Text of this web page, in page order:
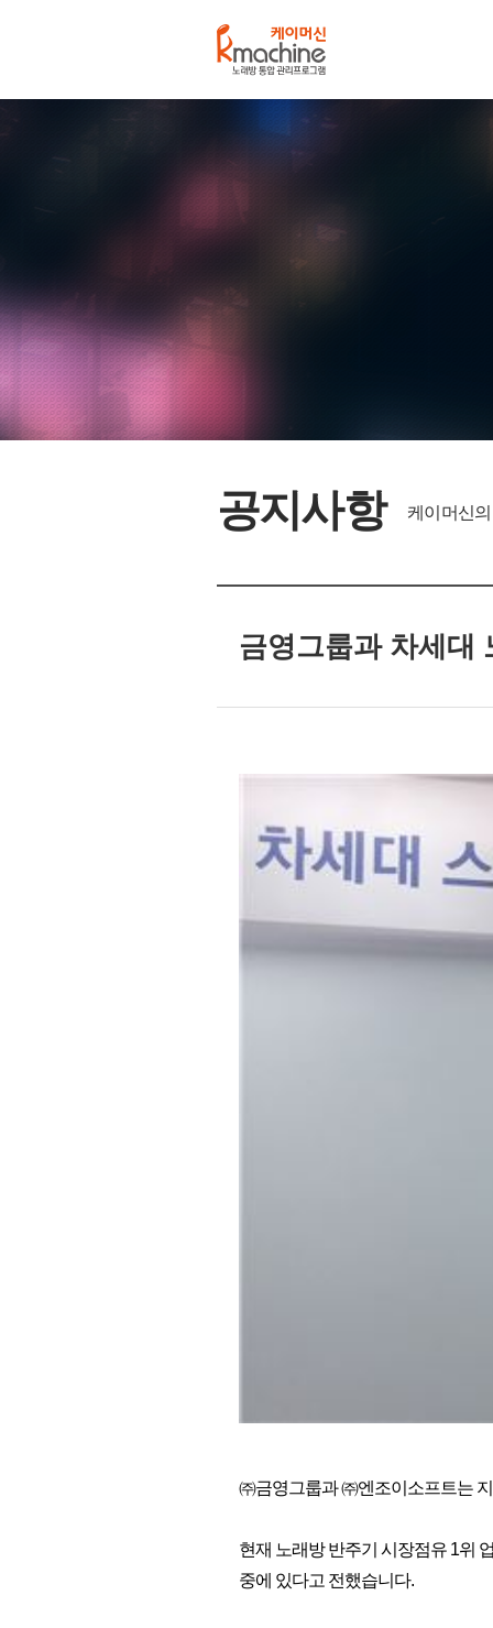
케
이
머
신
공지사항 케이머신
금영그룹과 차세대
㈜금영그룹과 ㈜엔조이소프트는
현재 노래방 반주기 시장점유 1위
중에 있다고 전했습니다.